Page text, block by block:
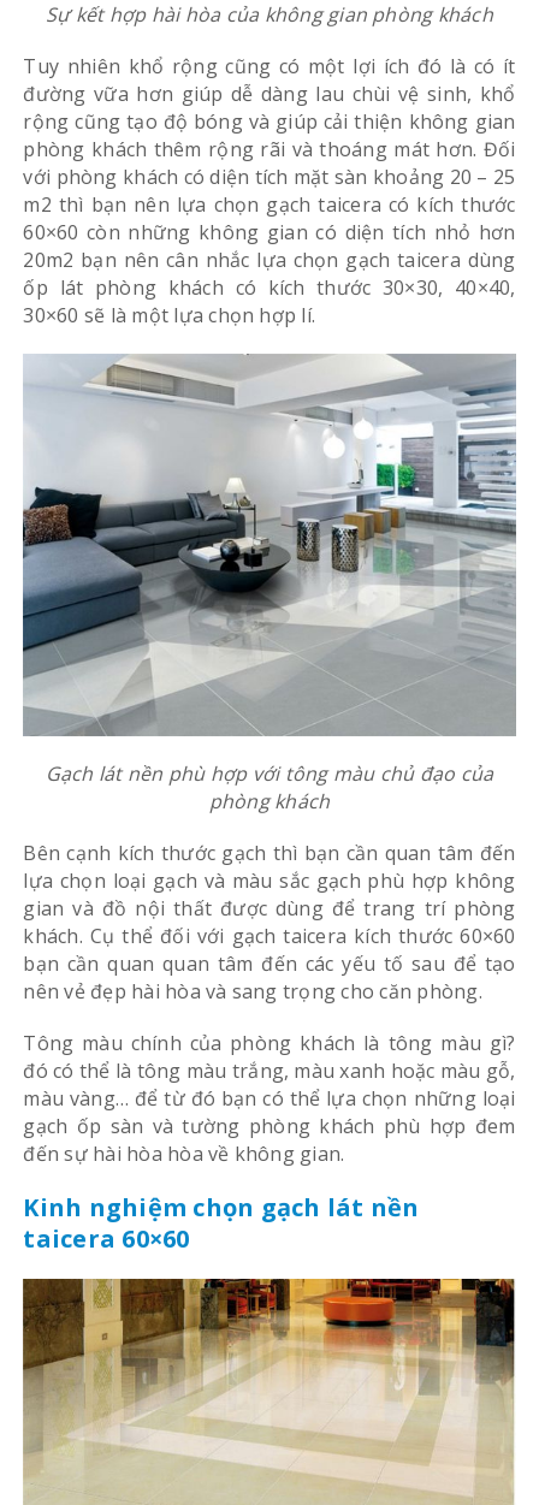
Sự kết hợp hài hòa của không gian phòng khách
Tuy nhiên khổ rộng cũng có một lợi ích đó là có ít
đường vữa hơn giúp dễ dàng lau chùi vệ sinh, khổ
rộng cũng tạo độ bóng và giúp cải thiện không gian
phòng khách thêm rộng rãi và thoáng mát hơn. Đối
với phòng khách có diện tích mặt sàn khoảng 20 – 25
m2 thì bạn nên lựa chọn gạch taicera có kích thước
60×60 còn những không gian có diện tích nhỏ hơn
20m2 bạn nên cân nhắc lựa chọn gạch taicera dùng
ốp lát phòng khách có kích thước 30×30, 40×40,
30×60 sẽ là một lựa chọn hợp lí.
Gạch lát nền phù hợp với tông màu chủ đạo của
phòng khách
Bên cạnh kích thước gạch thì bạn cần quan tâm đến
lựa chọn loại gạch và màu sắc gạch phù hợp không
gian và đồ nội thất được dùng để trang trí phòng
khách. Cụ thể đối với gạch taicera kích thước 60×60
bạn cần quan quan tâm đến các yếu tố sau để tạo
nên vẻ đẹp hài hòa và sang trọng cho căn phòng.
Tông màu chính của phòng khách là tông màu gì?
đó có thể là tông màu trắng, màu xanh hoặc màu gỗ,
màu vàng… để từ đó bạn có thể lựa chọn những loại
gạch ốp sàn và tường phòng khách phù hợp đem
đến sự hài hòa hòa về không gian.
Kinh nghiệm chọn gạch lát nền
taicera 60×60